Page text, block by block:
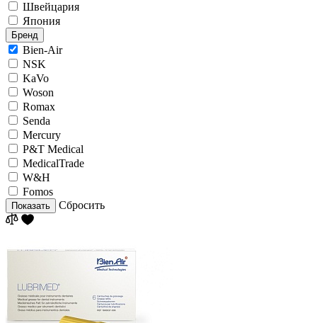
Швейцария
Япония
Бренд
Bien-Air
NSK
KaVo
Woson
Romax
Senda
Mercury
P&T Medical
MedicalTrade
W&H
Fomos
Показать Сбросить